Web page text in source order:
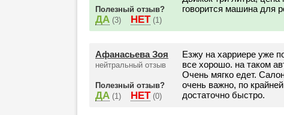
Полезный отзыв?
ДА (3) НЕТ (1)
говорится машина для
Афанасьева Зоя
нейтральный отзыв
Полезный отзыв?
ДА (1) НЕТ (0)
Езжу на харриере уже
все хорошо. на таком
Очень мягко едет.
очень важно, по
достаточно быстро.